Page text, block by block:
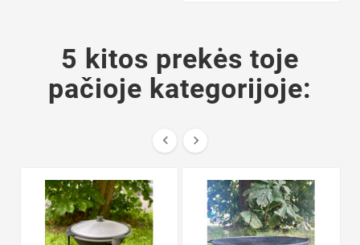
5 kitos prekės toje
pačioje kategorijoje:
 